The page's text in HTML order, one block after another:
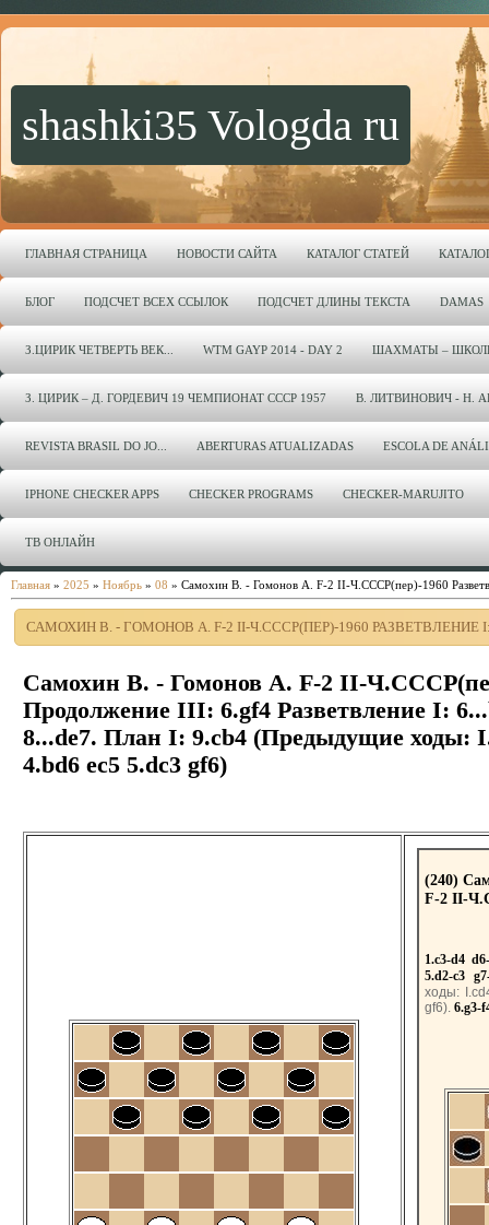
shashki35 Vologda ru
ГЛАВНАЯ СТРАНИЦА НОВОСТИ САЙТА КАТАЛОГ СТАТЕЙ
БЛОГ ПОДСЧЕТ ВСЕХ ССЫЛОК ПОДСЧЕТ ДЛИНЫ ТЕКСТА DAMAS
З.ЦИРИК ЧЕТВЕРТЬ ВЕК... WTM GAYP 2014 - DAY 2 ШАХМАТЫ –
З. ЦИРИК – Д. ГОРДЕВИЧ 19 ЧЕМПИОНАТ СССР 1957 В. ЛИТВИНОВИЧ - Н.
REVISTA BRASIL DO JO... ABERTURAS ATUALIZADAS ESCOLA DE
IPHONE CHECKER APPS CHECKER PROGRAMS CHECKER-MARUJITO
ТВ ОНЛАЙН
Главная » 2025 » Ноябрь » 08 » Самохин В. - Гомонов А. F-2 II-Ч.СССР(пер)-1960
САМОХИН В. - ГОМОНОВ А. F-2 II-Ч.СССР(ПЕР)-1960 РАЗВЕТВЛЕНИЕ
Самохин В. - Гомонов А. F-2 II-
Продолжение III: 6.gf4 Разветвление I:
8...de7. План I: 9.сb4 (Предыдущие ходы:
4.bd6 ec5 5.dc3 gf6)
(240)
F-2 II-
1.c3-d4
5.d2-c3
ходы:
gf6). 6.g3-